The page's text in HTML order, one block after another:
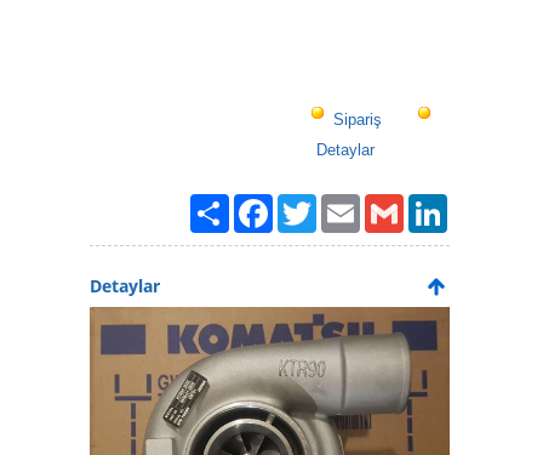
Sipariş
Detaylar
PaylaşFacebook
TwitterEmailGmail
Detaylar